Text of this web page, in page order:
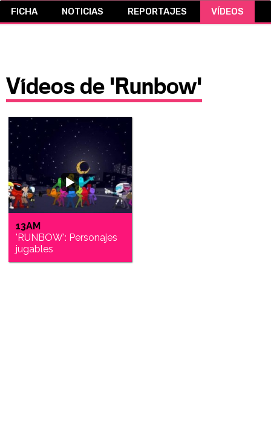
CÓMICS
FICHA NOTICIAS REPORTAJES VÍDEOS
Vídeos de 'Runbow'
13AM
'RUNBOW': Personajes
jugables